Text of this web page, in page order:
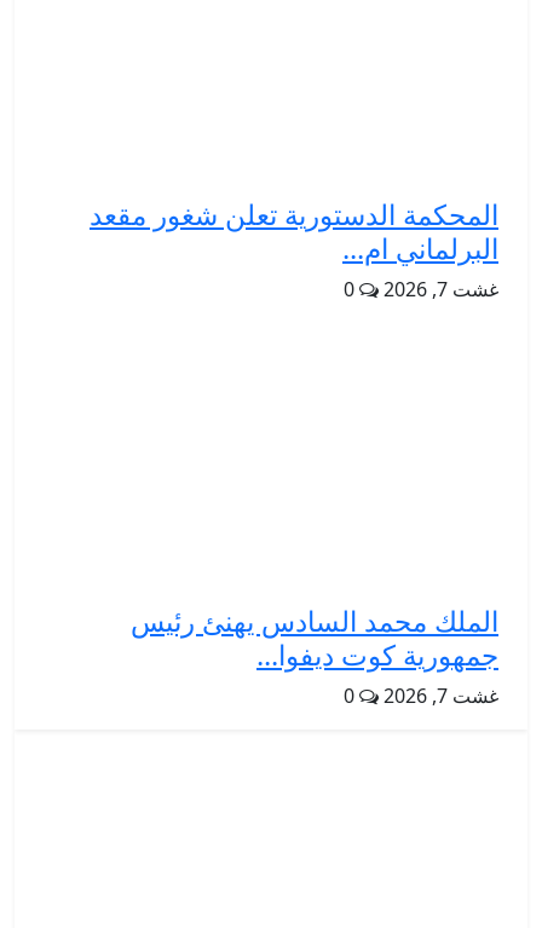
المحكمة الدستورية تعلن شغور مقعد
البرلماني ام...
غشت 7, 2026 0
الملك محمد السادس يهنئ رئيس
جمهورية كوت ديفوا...
غشت 7, 2026 0